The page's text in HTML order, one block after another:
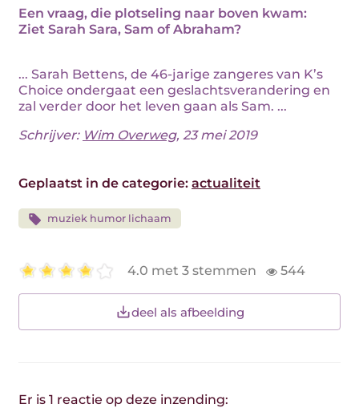
Een vraag, die plotseling naar boven kwam:
Ziet Sarah Sara, Sam of Abraham?
... Sarah Bettens, de 46-jarige zangeres van K’s
Choice ondergaat een geslachtsverandering en
zal verder door het leven gaan als Sam. ...
Schrijver: Wim Overweg, 23 mei 2019
Geplaatst in de categorie: actualiteit
muziek humor lichaam
4.0 met 3 stemmen 544
deel als afbeelding
Er is 1 reactie op deze inzending: